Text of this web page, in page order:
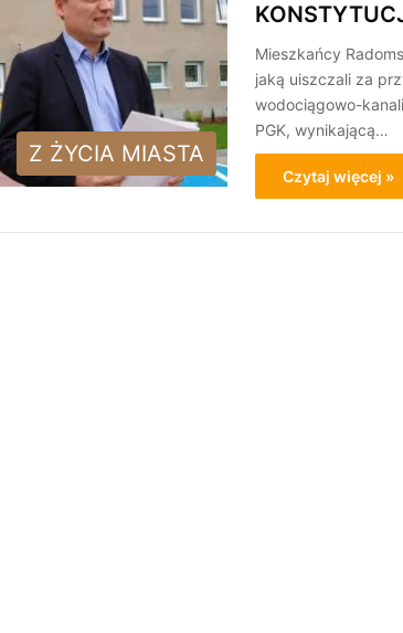
Z ŻYCIA MIASTA
Mieszkańcy
jaką uiszczali za
wodociągowo-
PGK, wynikającą…
Czytaj więcej »